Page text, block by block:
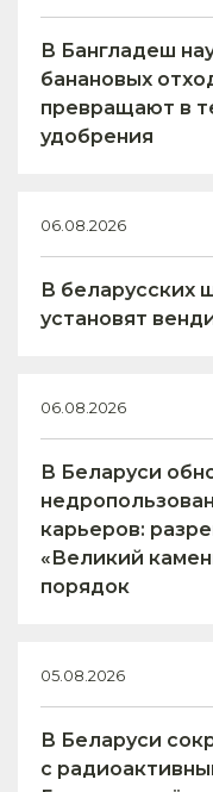
В Бангладеш
банановых
превращают в
удобрения
06.08.2026
В беларусских
установят
06.08.2026
В Беларуси
карьеров:
«Великий
порядок
05.08.2026
В Беларуси
с